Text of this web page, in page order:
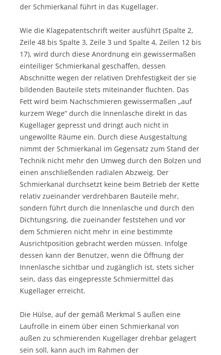
der Schmierkanal führt in das Kugellager.
Wie die Klagepatentschrift weiter ausführt (Spalte 2,
Zeile 48 bis Spalte 3, Zeile 3 und Spalte 4, Zeilen 12 bis
17), wird durch diese Anordnung ein gewissermaßen
einteiliger Schmierkanal geschaffen, dessen
Abschnitte wegen der relativen Drehfestigkeit der sie
bildenden Bauteile stets miteinander fluchten. Das
Fett wird beim Nachschmieren gewissermaßen „auf
kurzem Wege“ durch die Innenlasche direkt in das
Kugellager gepresst und dringt auch nicht in
ungewollte Räume ein. Durch diese Ausgestaltung
nimmt der Schmierkanal im Gegensatz zum Stand der
Technik nicht mehr den Umweg durch den Bolzen und
einen anschließenden radialen Abzweig. Der
Schmierkanal durchsetzt keine beim Betrieb der Kette
relativ zueinander verdrehbaren Bauteile mehr,
sondern führt durch die Innenlasche und durch den
Dichtungsring, die zueinander feststehen und vor
dem Schmieren nicht mehr in eine bestimmte
Ausrichtposition gebracht werden müssen. Infolge
dessen kann der Benutzer, wenn die Öffnung der
Innenlasche sichtbar und zugänglich ist, stets sicher
sein, dass das eingepresste Schmiermittel das
Kugellager erreicht.
Die Hülse, auf der gemäß Merkmal 5 außen eine
Laufrolle in einem über einen Schmierkanal von
außen zu schmierenden Kugellager drehbar gelagert
sein soll, kann auch im Rahmen der